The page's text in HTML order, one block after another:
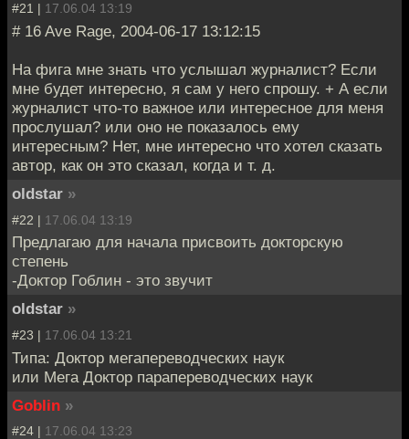
#21 | 17.06.04 13:19
# 16 Ave Rage, 2004-06-17 13:12:15
На фига мне знать что услышал журналист? Если
мне будет интересно, я сам у него спрошу. + А если
журналист что-то важное или интересное для меня
прослушал? или оно не показалось ему
интересным? Нет, мне интересно что хотел сказать
автор, как он это сказал, когда и т. д.
oldstar »
#22 | 17.06.04 13:19
Предлагаю для начала присвоить докторскую
степень
-Доктор Гоблин - это звучит
oldstar »
#23 | 17.06.04 13:21
Типа: Доктор мегапереводческих наук
или Мега Доктор парапереводческих наук
Goblin »
#24 | 17.06.04 13:23